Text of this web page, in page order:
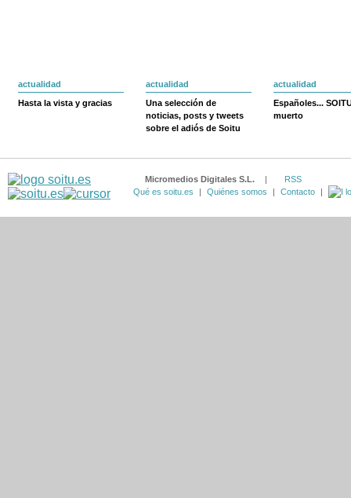
actualidad
Hasta la vista y gracias
actualidad
Una selección de
noticias, posts y tweets
sobre el adiós de Soitu
actualidad
Españoles...
muerto
Micromedios Digitales S.L. |
RSS
Qué es soitu.es
| Quiénes somos | Contacto |